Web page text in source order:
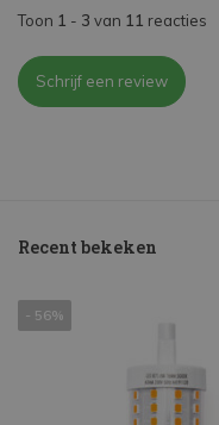
Toon 1 - 3 van 11 reacties
Schrijf een review
Recent bekeken
- 56%